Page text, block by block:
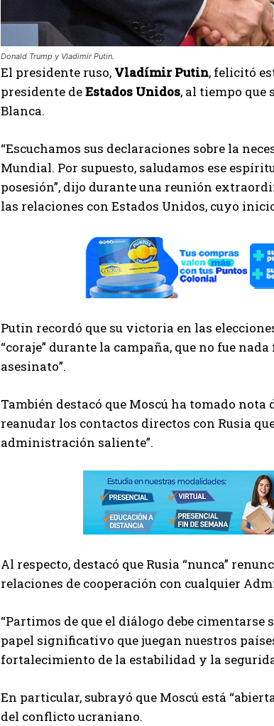
Donald Trump y Vladimir Putin.
El presidente ruso, Vladímir Putin, felicitó
presidente deEstados Unidos, al tiempo que
Blanca.
“Escuchamos sus declaraciones sobre la
Mundial. Por supuesto, saludamos ese
posesión”, dijo durante una reunión
las relaciones con Estados Unidos, cuyo
Putin recordó que su victoria en las
“coraje” durante la campaña, que no fue
asesinato”.
También destacó que Moscú ha tomado nota
reanudar los contactos directos con Rusia
administración saliente”.
Al respecto, destacó que Rusia “nunca”
relaciones de cooperación con cualquier
“Partimos de que el diálogo debe cimentarse
papel significativo que juegan nuestros
fortalecimiento de la estabilidad y la
En particular, subrayó que Moscú está
del conflicto ucraniano.